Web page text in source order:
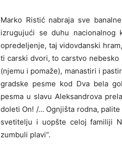
Marko Ristić nabraja sve
izrugujući se duhu
opredeljenje, taj vidovdanski
ti carski dvori, to carstvo nebesko
(njemu i pomaže), manastiri i
gradske pesme kod Dva bela
pesma u slavu Aleksandrova
doleti On! /… Ognjišta rodna,
svetitelju i uopšte celoj familiji
zumbuli plavi“.